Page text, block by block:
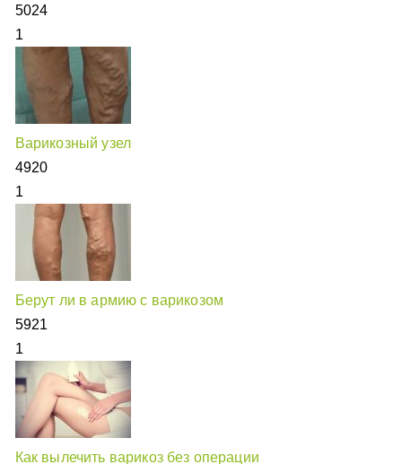
5024
1
Варикозный узел
4920
1
Берут ли в армию с варикозом
5921
1
Как вылечить варикоз без операции